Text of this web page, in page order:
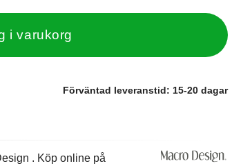
i varukorg
Förväntad leveranstid: 15-20 dagar
. Köp online på